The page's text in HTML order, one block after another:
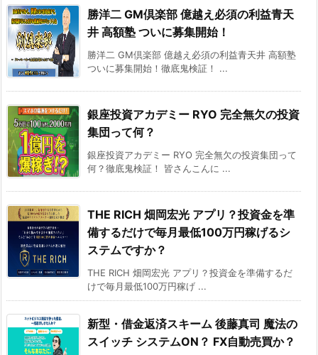
勝洋二 GM倶楽部 億越え必須の利益青天
井 高額塾 ついに募集開始！
勝洋二 GM倶楽部 億越え必須の利益青天井 高額塾
ついに募集開始！徹底鬼検証！ ...
銀座投資アカデミー RYO 完全無欠の投資
集団って何？
銀座投資アカデミー RYO 完全無欠の投資集団って
何？徹底鬼検証！ 皆さんこんに ...
THE RICH 畑岡宏光 アプリ？投資金を準
備するだけで毎月最低100万円稼げるシ
ステムですか？
THE RICH 畑岡宏光 アプリ？投資金を準備するだ
けで毎月最低100万円稼げ ...
新型・借金返済スキーム 後藤真司 魔法の
スイッチ システムON？ FX自動売買か？